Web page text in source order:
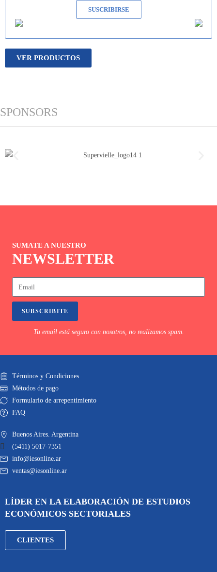
SUSCRIBIRSE
VER PRODUCTOS
SPONSORS
SUMATE A NUESTRO
NEWSLETTER
SUBSCRIBITE
Tu email está seguro con nosotros, no realizamos spam.
Términos y Condiciones
Métodos de pago
Formulario de arrepentimiento
FAQ
Buenos Aires. Argentina
(5411) 5017-7351
info@iesonline.ar
ventas@iesonline.ar
LÍDER EN LA ELABORACIÓN DE ESTUDIOS
ECONÓMICOS SECTORIALES
CLIENTES